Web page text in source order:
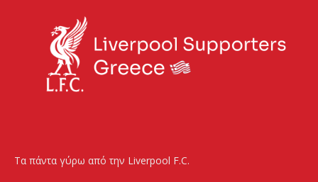
Τα πάντα γύρω από την Liverpool F.C.